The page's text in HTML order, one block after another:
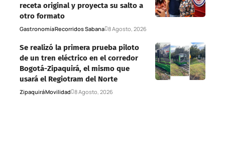
receta original y proyecta su salto a
otro formato
GastronomíaRecorridos Sabana 8 Agosto, 2026
Se realizó la primera prueba piloto
de un tren eléctrico en el corredor
Bogotá-Zipaquirá, el mismo que
usará el Regiotram del Norte
ZipaquiráMovilidad 8 Agosto, 2026